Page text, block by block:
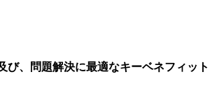
、問題解決に最適なキーベネフィット